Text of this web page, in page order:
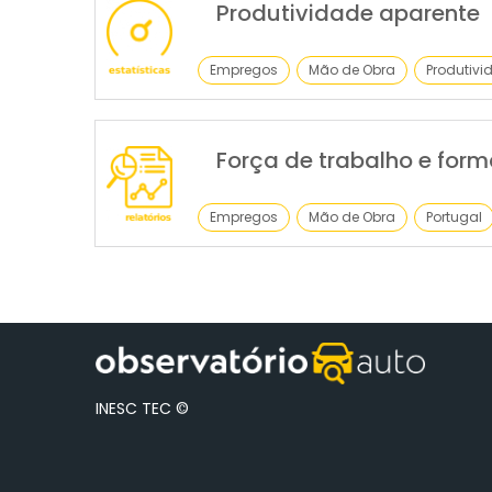
Produtividade aparente
Empregos Mão de Obra
Força de trabalho e
Empregos Mão de Obra Portugal
INESC TEC ©